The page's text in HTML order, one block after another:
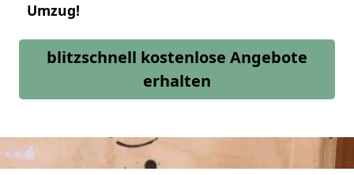
Umzug!
blitzschnell kostenlose Angebote
erhalten